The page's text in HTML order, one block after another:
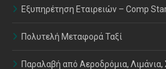
Εξυπηρέτηση Εταιρειών – Comp
Πολυτελή Μεταφορά Ταξί
Παραλαβή από Αεροδρόμια,